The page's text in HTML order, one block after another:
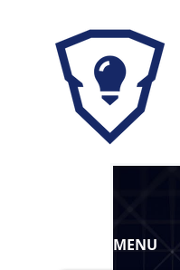
HLAVNÍ MENU